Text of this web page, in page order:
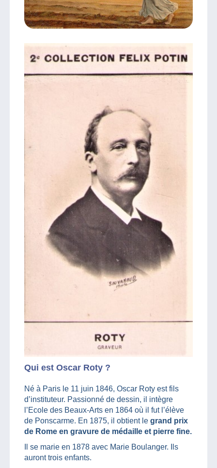
Qui est Oscar Roty ?
Né à Paris le 11 juin 1846, Oscar Roty est fils
d’instituteur. Passionné de dessin, il intègre
l’Ecole des Beaux-Arts en 1864 où il fut l’élève
de Ponscarme. En 1875, il obtient le grand prix
de Rome en gravure de médaille et pierre fine.
Il se marie en 1878 avec Marie Boulanger. Ils
auront trois enfants.